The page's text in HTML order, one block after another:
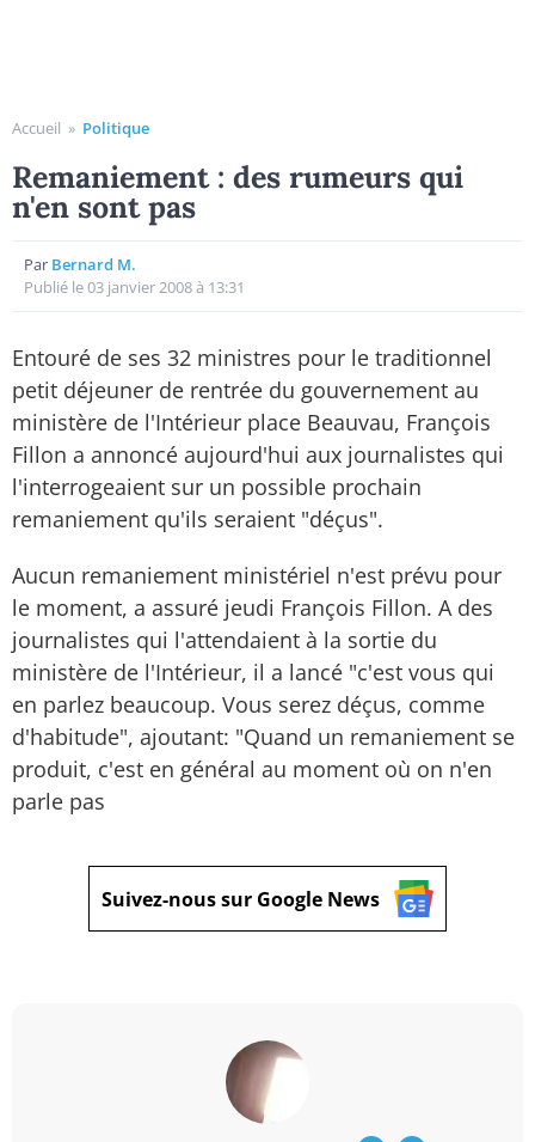
Accueil » Politique
Remaniement : des rumeurs qui
n'en sont pas
Par Bernard M.
Publié le 03 janvier 2008 à 13:31
Entouré de ses 32 ministres pour le traditionnel
petit déjeuner de rentrée du gouvernement au
ministère de l'Intérieur place Beauvau, François
Fillon a annoncé aujourd'hui aux journalistes qui
l'interrogeaient sur un possible prochain
remaniement qu'ils seraient "déçus".
Aucun remaniement ministériel n'est prévu pour
le moment, a assuré jeudi François Fillon. A des
journalistes qui l'attendaient à la sortie du
ministère de l'Intérieur, il a lancé "c'est vous qui
en parlez beaucoup. Vous serez déçus, comme
d'habitude", ajoutant: "Quand un remaniement se
produit, c'est en général au moment où on n'en
parle pas
Suivez-nous sur Google News